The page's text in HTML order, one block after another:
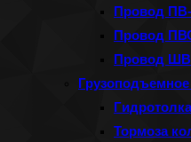
Провод
Провод
Провод
Тормоза